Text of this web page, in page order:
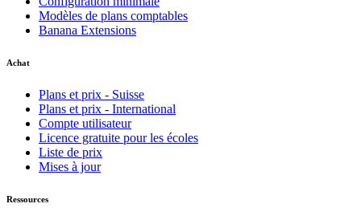
Modèles de plans comptables
Banana Extensions
Achat
Plans et prix - Suisse
Plans et prix - International
Compte utilisateur
Licence gratuite pour les écoles
Liste de prix
Mises à jour
Ressources